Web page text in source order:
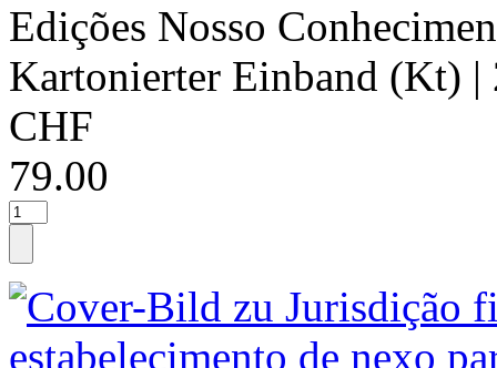
Edições Nosso
Kartonierter Einband (Kt) |
CHF
79.00